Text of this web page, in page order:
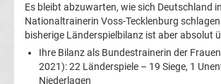
Conference
League
Es bleibt abzuwarten, wie sich Deutschland
Nationaltrainerin Voss-Tecklenburg
bisherige Länderspielbilanz ist aber absolut
Ihre Bilanz als Bundestrainerin der
2021): 22 Länderspiele – 19 Siege, 1
Niederlagen